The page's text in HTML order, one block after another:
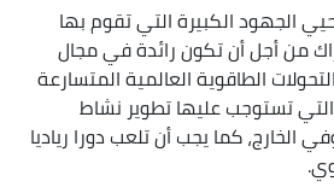
الجهود الكبيرة التي تقوم بها
من أجل أن تكون رائدة في مجال
الطاقوية العالمية المتسارعة
تستوجب عليها تطوير نشاط
كما يجب أن تلعب دورا رياديا